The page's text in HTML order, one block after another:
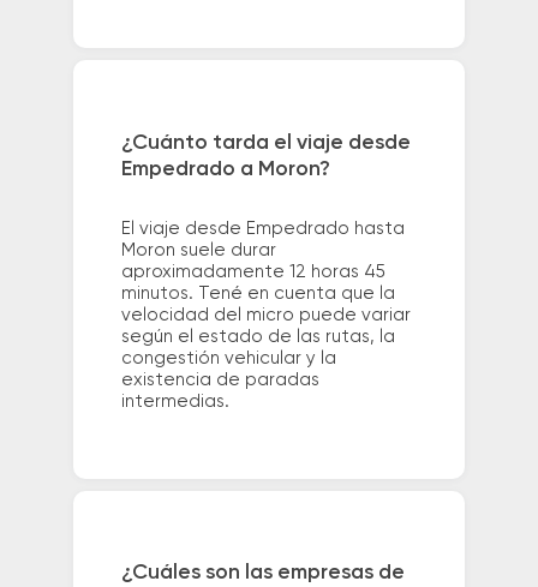
¿Cuánto tarda el viaje desde
Empedrado a Moron?
El viaje desde Empedrado hasta
Moron suele durar
aproximadamente 12 horas 45
minutos. Tené en cuenta que la
velocidad del micro puede variar
según el estado de las rutas, la
congestión vehicular y la
existencia de paradas
intermedias.
¿Cuáles son las empresas de